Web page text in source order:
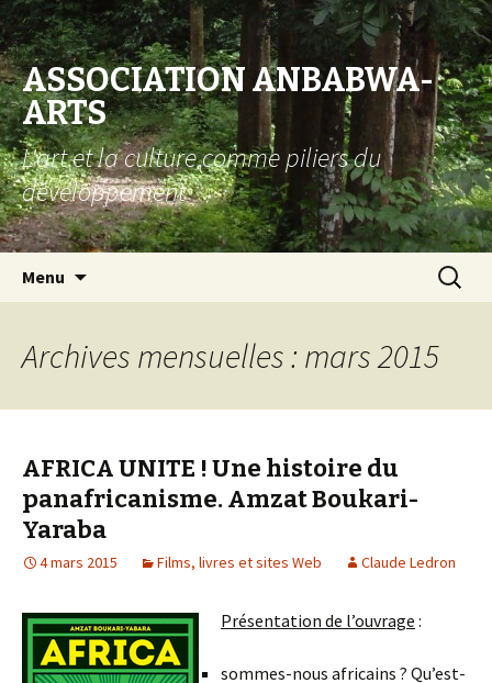
ASSOCIATION ANBABWA-
ARTS
L'art et la culture comme piliers du
développement
Menu
Archives mensuelles : mars 2015
AFRICA UNITE ! Une histoire du
panafricanisme. Amzat Boukari-
Yaraba
4 mars 2015 Films, livres et sites Web Claude Ledron
Présentation de l’ouvrage :
sommes-nous africains ? Qu’est-